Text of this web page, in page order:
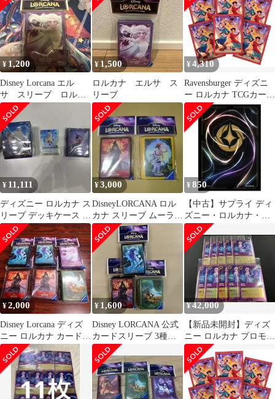
¥ 1,200
Disney Lorcana エル
サ スリーブ ロルカ
ナ
¥ 1,500
ロルカナ エルサ ス
リーブ
¥ 4,310
Ravensburger ディズニ
ー ロルカナ TCGカード
スリーブ - セット9 |
TCGデッキ用保護スリ
ーブ65枚 | 対象年齢8歳
以上。
¥ 11,111
ディズニー ロルカナ ス
リーブ デッキケース カ
ード セット
¥3,000
DisneyLORCANA ロル
カナ スリーブ ムーラ
ン ウッディ
¥ 850
【中古】サプライ ディ
ズニー・ロルカナ・
TCG 日本語版 公式カー
ドスリーブ 「ディズニ
ー・ロルカナ・TCGカ
ードバック」
¥2,000
Disney Lorcana ディズ
ニー ロルカナ カードス
リーブ セット
¥ 1,600
Disney LORCANA 公式
カードスリーブ 3種セ
ット
¥42,000
【新品未開封】ディズ
ニー ロルカナ プロモ
エルサ スティッチ 10
枚